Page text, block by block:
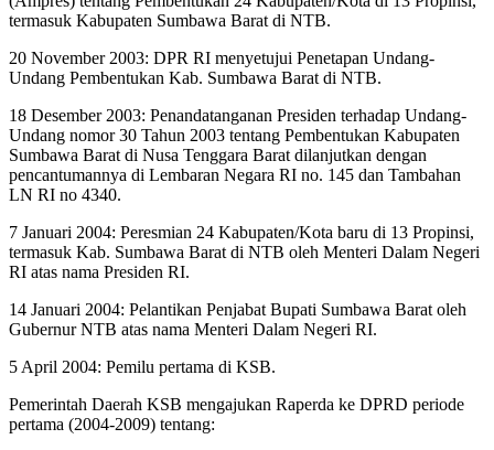
termasuk Kabupaten Sumbawa Barat di NTB.
20 November 2003: DPR RI menyetujui Penetapan Undang-
Undang Pembentukan Kab. Sumbawa Barat di NTB.
18 Desember 2003: Penandatanganan Presiden terhadap Undang-
Undang nomor 30 Tahun 2003 tentang Pembentukan Kabupaten
Sumbawa Barat di Nusa Tenggara Barat dilanjutkan dengan
pencantumannya di Lembaran Negara RI no. 145 dan Tambahan
LN RI no 4340.
7 Januari 2004: Peresmian 24 Kabupaten/Kota baru di 13 Propinsi,
termasuk Kab. Sumbawa Barat di NTB oleh Menteri Dalam Negeri
RI atas nama Presiden RI.
14 Januari 2004: Pelantikan Penjabat Bupati Sumbawa Barat oleh
Gubernur NTB atas nama Menteri Dalam Negeri RI.
5 April 2004: Pemilu pertama di KSB.
Pemerintah Daerah KSB mengajukan Raperda ke DPRD periode
pertama (2004-2009) tentang: